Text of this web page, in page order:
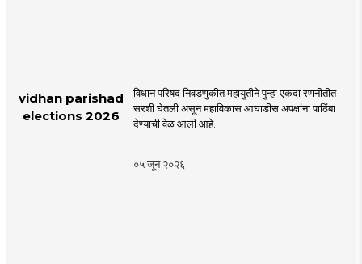
vidhan parishad
elections 2026
विधान परिषद निवडणुकीत महायुतीने पुन्हा एकदा रणनीतीत
सरशी घेतली असून महाविकास आघाडीस अपक्षांना पाठिंबा
देण्याची वेळ आली आहे..
०५ जून २०२६